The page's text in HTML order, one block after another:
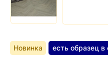
Новинка есть образец в